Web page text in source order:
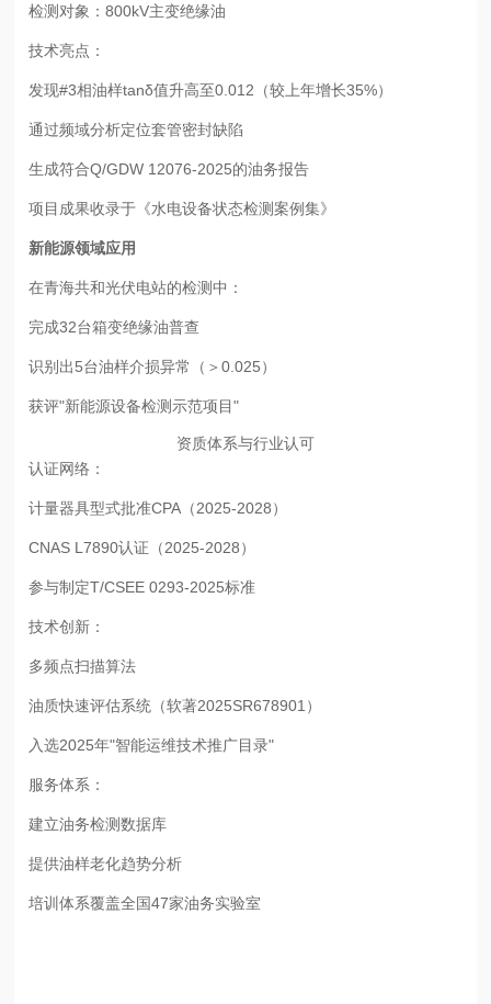
检测对象：800kV主变绝缘油
技术亮点：
发现#3相油样tanδ值升高至0.012（较上年增长35%）
通过频域分析定位套管密封缺陷
生成符合Q/GDW 12076-2025的油务报告
项目成果收录于《水电设备状态检测案例集》
新能源领域应用
在青海共和光伏电站的检测中：
完成32台箱变绝缘油普查
识别出5台油样介损异常（＞0.025）
获评"新能源设备检测示范项目"
资质体系与行业认可
认证网络：
计量器具型式批准CPA（2025-2028）
CNAS L7890认证（2025-2028）
参与制定T/CSEE 0293-2025标准
技术创新：
多频点扫描算法
油质快速评估系统（软著2025SR678901）
入选2025年"智能运维技术推广目录"
服务体系：
建立油务检测数据库
提供油样老化趋势分析
培训体系覆盖全国47家油务实验室